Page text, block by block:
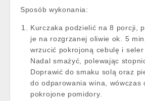
Sposób wykonania:
Kurczaka podzielić na 8 porcji,
je na rozgrzanej oliwie ok. 5
wrzucić pokrojoną cebulę i seler
Nadal smażyć, polewając
Doprawić do smaku solą oraz
do odparowania wina, wówczas
pokrojone pomidory.